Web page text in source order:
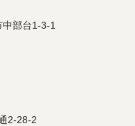
部台1-3-1
2-28-2